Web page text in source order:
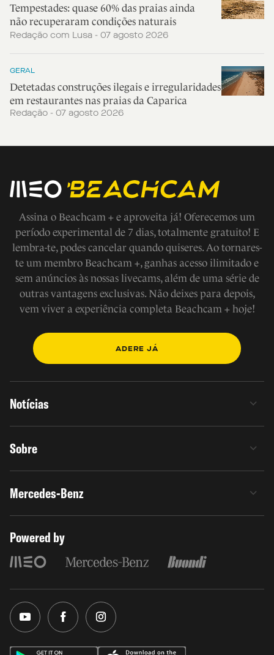
Tempestades: quase 60% das praias ainda
não recuperaram condições naturais
Redação com Lusa - 07 agosto 2026
GERAL
Detetadas construções ilegais e irregularidades
em restaurantes nas praias da Caparica
Redação - 07 agosto 2026
Assina o Beachcam + e aproveita já! Oferecemos um
período experimental de 7 dias, totalmente gratuito! E
lembra-te, podes cancelar quando quiseres. Ao tornares-
te um membro Beachcam +, ganhas acesso ilimitado e
sem anúncios às nossas livecams, além de uma série de
outras vantagens exclusivas. Não deixes para depois,
vem viver a experiência completa Beachcam + hoje!
ADERE JÁ
Notícias
Sobre
Mercedes-Benz
Powered by